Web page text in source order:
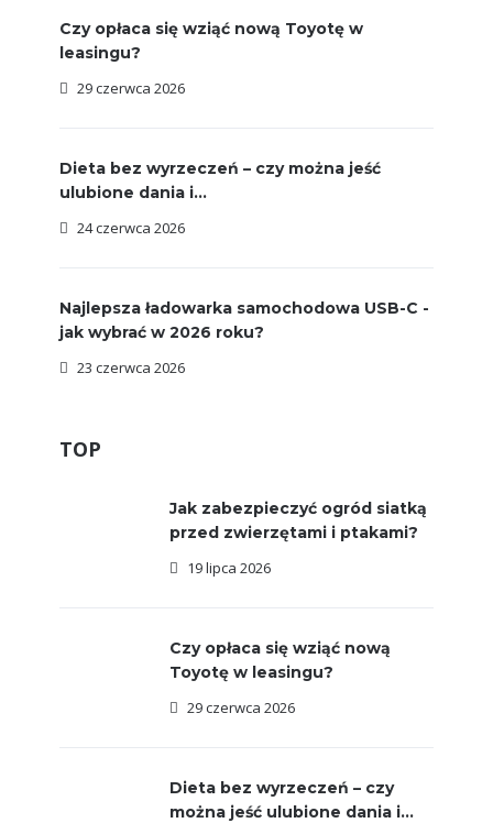
Czy opłaca się wziąć nową Toyotę w
leasingu?
29 czerwca 2026
Dieta bez wyrzeczeń – czy można jeść
ulubione dania i...
24 czerwca 2026
Najlepsza ładowarka samochodowa USB-C -
jak wybrać w 2026 roku?
23 czerwca 2026
TOP
Jak zabezpieczyć ogród siatką
przed zwierzętami i ptakami?
19 lipca 2026
Czy opłaca się wziąć nową
Toyotę w leasingu?
29 czerwca 2026
Dieta bez wyrzeczeń – czy
można jeść ulubione dania i...